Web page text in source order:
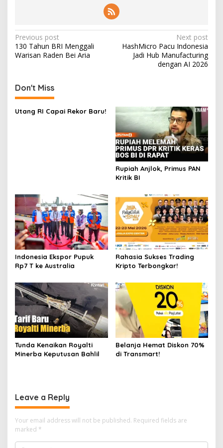
Post
navigation
Previous post
130 Tahun BRI Menggali
Warisan Raden Bei Aria
Next post
HashMicro Pacu Indonesia
Jadi Hub Manufacturing
dengan AI 2026
Don't Miss
Utang RI Capai Rekor Baru!
Rupiah Anjlok, Primus PAN
Kritik BI
Indonesia Ekspor Pupuk
Rp7 T ke Australia
Rahasia Sukses Trading
Kripto Terbongkar!
Tunda Kenaikan Royalti
Minerba Keputusan Bahlil
Belanja Hemat Diskon 70%
di Transmart!
Leave a Reply
Your email address will not be published. Required fields are
marked *